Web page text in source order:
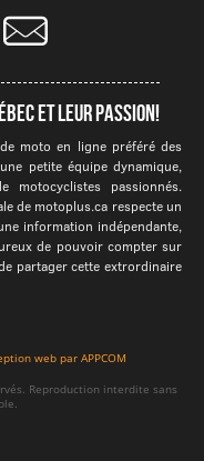
et leur passion!
moto en ligne préféré des
petite équipe dynamique,
passionnés.
de motoplus.ca respecte un
information indépendante,
de pouvoir compter sur
partager cette extrordinaire
web par APPCOM
Reproduction interdite sans